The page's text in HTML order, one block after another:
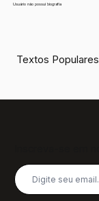
Usuário não possui biografia
Textos Populares